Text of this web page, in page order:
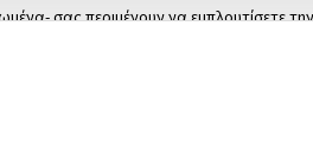
σας περιμένουν να εμπλουτίσετε
μύτες για λεπτομέρειες, ειδικά